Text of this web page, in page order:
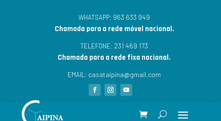
WHATSAPP: 963 633 949
Chamada para a rede móvel nacional.
TELEFONE: 231 469 173
Chamada para a rede fixa nacional.
EMAIL: casataipina@gmail.com